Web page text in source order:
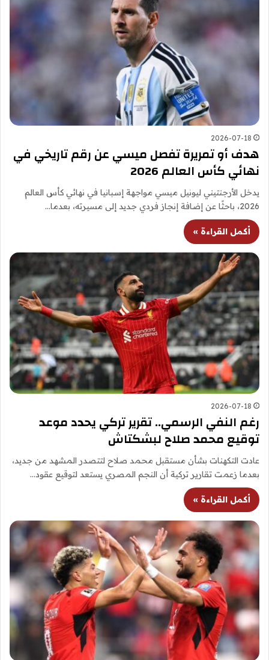
2026-07-18
هدف أو تمريرة تفصل ميسي عن رقم تاريخي في
نهائي كأس العالم 2026
يدخل الأرجنتيني ليونيل ميسي مواجهة إسبانيا في نهائي كأس العالم
2026، باحثًا عن إضافة إنجاز فردي جديد إلى مسيرته، بعدما…
أكمل القراءة »
2026-07-18
رغم النفي الرسمي.. تقرير تركي يحدد موعد
توقيع محمد صلاح لبشكتاش
عادت التكهنات بشأن مستقبل محمد صلاح لتتصدر المشهد من جديد،
بعدما زعمت تقارير تركية أن النجم المصري يستعد لتوقيع عقود…
أكمل القراءة »